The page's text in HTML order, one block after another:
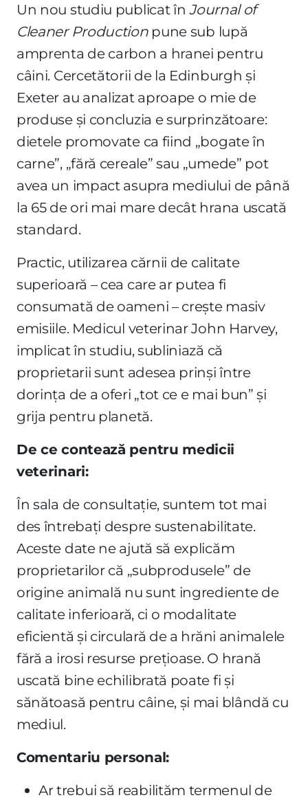
Un nou studiu publicat înJournal of
Cleaner Productionpune sub lupă
amprenta de carbon a hranei pentru
câini. Cercetătorii de la Edinburgh și
Exeter au analizat aproape o mie de
produse și concluzia e surprinzătoare:
dietele promovate ca fiind „bogate în
carne”, „fără cereale” sau „umede” pot
avea un impact asupra mediului de până
la 65 de ori mai mare decât hrana uscată
standard.
Practic, utilizarea cărnii de calitate
superioară – cea care ar putea fi
consumată de oameni – crește masiv
emisiile. Medicul veterinar John Harvey,
implicat în studiu, subliniază că
proprietarii sunt adesea prinși între
dorința de a oferi „tot ce e mai bun” și
grija pentru planetă.
De ce contează pentru medicii
veterinari:
În sala de consultație, suntem tot mai
des întrebați despre sustenabilitate.
Aceste date ne ajută să explicăm
proprietarilor că „subprodusele” de
origine animală nu sunt ingrediente de
calitate inferioară, ci o modalitate
eficientă și circulară de a hrăni animalele
fără a irosi resurse prețioase. O hrană
uscată bine echilibrată poate fi și
sănătoasă pentru câine, și mai blândă cu
mediul.
Comentariu personal:
Ar trebui să reabilităm termenul de